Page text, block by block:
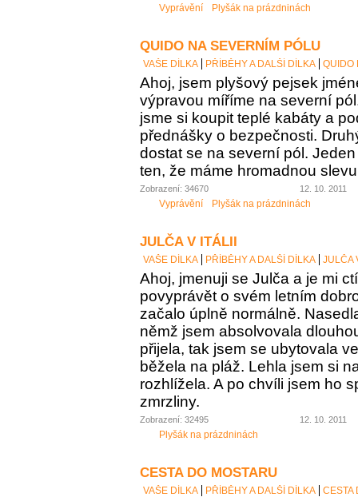
Vyprávění Plyšák na prázdninách
QUIDO NA SEVERNÍM PÓLU
VAŠE DÍLKA PŘÍBĚHY A DALŠÍ DÍLKA QUIDO
Ahoj, jsem plyšový pejsek
výpravou míříme na severní
jsme si koupit teplé kabáty a
přednášky o bezpečnosti.
dostat se na severní pól.
ten, že máme hromadnou
Zobrazení: 34670 12. 10. 2011
Vyprávění Plyšák na prázdninách
JULČA V ITÁLII
VAŠE DÍLKA PŘÍBĚHY A DALŠÍ DÍLKA JULČA
Ahoj, jmenuji se Julča a je mi
povyprávět o svém letním
začalo úplně normálně.
němž jsem absolvovala
přijela, tak jsem se ubytovala
běžela na pláž. Lehla jsem si
rozhlížela. A po chvíli jsem ho
zmrzliny.
Zobrazení: 32495 12. 10. 2011
Plyšák na prázdninách
CESTA DO MOSTARU
VAŠE DÍLKA PŘÍBĚHY A DALŠÍ DÍLKA CESTA